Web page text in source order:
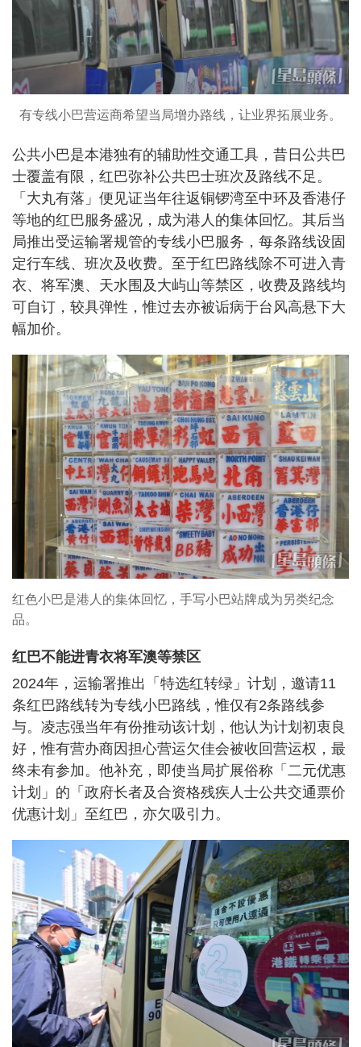
有专线小巴营运商希望当局增办路线，让业界拓展业务。
公共小巴是本港独有的辅助性交通工具，昔日公共巴
士覆盖有限，红巴弥补公共巴士班次及路线不足。
「大丸有落」便见证当年往返铜锣湾至中环及香港仔
等地的红巴服务盛况，成为港人的集体回忆。其后当
局推出受运输署规管的专线小巴服务，每条路线设固
定行车线、班次及收费。至于红巴路线除不可进入青
衣、将军澳、天水围及大屿山等禁区，收费及路线均
可自订，较具弹性，惟过去亦被诟病于台风高悬下大
幅加价。
红色小巴是港人的集体回忆，手写小巴站牌成为另类纪念
品。
红巴不能进青衣将军澳等禁区
2024年，运输署推出「特选红转绿」计划，邀请11
条红巴路线转为专线小巴路线，惟仅有2条路线参
与。凌志强当年有份推动该计划，他认为计划初衷良
好，惟有营办商因担心营运欠佳会被收回营运权，最
终未有参加。他补充，即使当局扩展俗称「二元优惠
计划」的「政府长者及合资格残疾人士公共交通票价
优惠计划」至红巴，亦欠吸引力。